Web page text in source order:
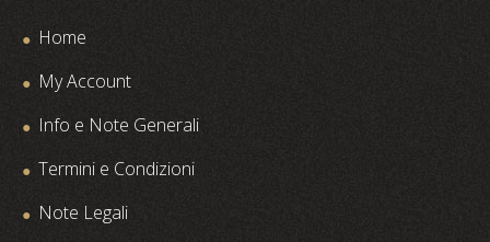
Home
My Account
Info e Note Generali
Termini e Condizioni
Note Legali